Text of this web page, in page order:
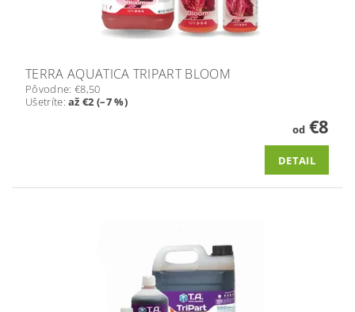
TERRA AQUATICA TRIPART BLOOM
Pôvodne: €8,50
Ušetríte:až €2 (–7 %)
od€8
DETAIL